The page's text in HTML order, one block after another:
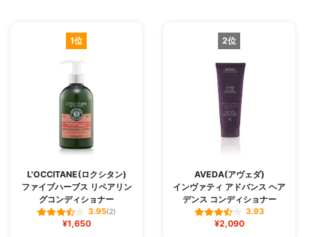
1位
L'OCCITANE(ロクシタン)
ファイブハーブス リペアリン
グコンディショナー
3.95(2)
¥1,650
2位
AVEDA(アヴェダ)
インヴァティ アドバンス ヘア
デンス コンディショナー
3.93
¥2,090